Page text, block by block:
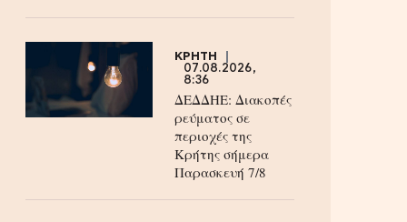
ΚΡΗΤΗ
07.08.2026,
8:36
ΔΕΔΔΗΕ: Διακοπές
ρεύματος σε
περιοχές της
Κρήτης σήμερα
Παρασκευή 7/8